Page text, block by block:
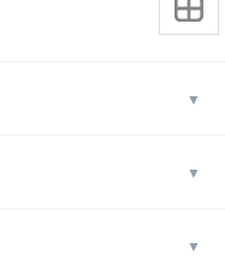
▼
▼
▼
▼